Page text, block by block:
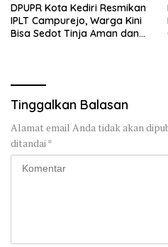
DPUPR Kota Kediri Resmikan
IPLT Campurejo, Warga Kini
Bisa Sedot Tinja Aman dan
Tinggalkan Balasan
Alamat email Anda tidak akan
ditandai *